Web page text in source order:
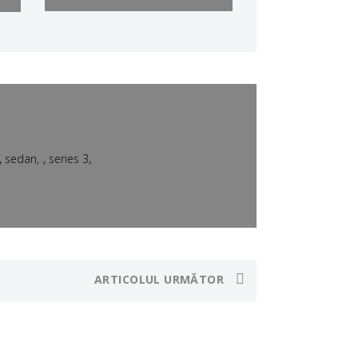
, sedan , series 3,
ARTICOLUL URMĂTOR